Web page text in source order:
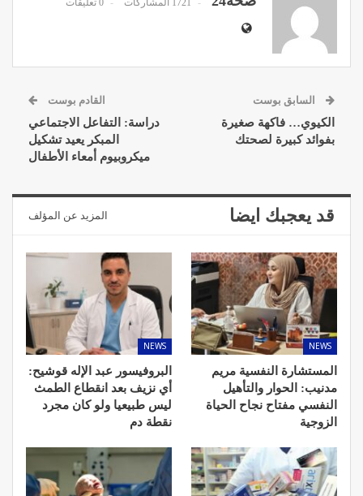
1721 المشاركات 0 تعليقات
السابق بوست
الكيوي… فاكهة صغيرة
بفوائد كبيرة لصحتك
القادم بوست
دراسة: التفاعل الاجتماعي
المبكر يعيد تشكيل
ميكروبيوم أمعاء الأطفال
قد يعجبك ايضا المزيد عن المؤلف
NEWS
المستشارة النفسية مريم
مدنيب: الحوار والتأهيل
النفسي مفتاح نجاح الحياة
الزوجية
NEWS
البروفيسور عبد الإله قوشيح:
أي نزيف بعد انقطاع الطمث
ليس طبيعيا ولو كان مجرد
نقطة دم